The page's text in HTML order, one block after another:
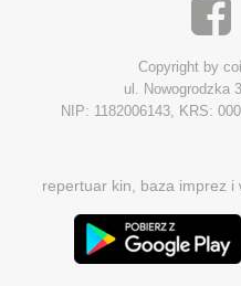
Copyright by
ul. Nowogrodzka
NIP: 1182006143, KRS:
repertuar kin, baza imprez i